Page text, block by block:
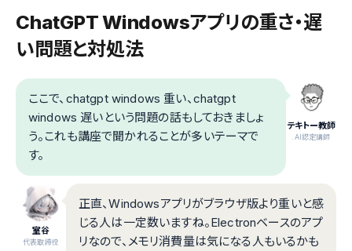
ChatGPT Windowsアプリの重さ・遅
い問題と対処法
テキトー教師
.AI認定講師
ここで、chatgpt windows 重い、chatgpt
windows 遅いという問題の話もしておきましょ
う。これも講座で聞かれることが多いテーマで
す。
室谷
代表取締役
正直、Windowsアプリがブラウザ版より重いと感
じる人は一定数いますね。Electronベースのアプ
リなので、メモリ消費量は気になる人もいるかも